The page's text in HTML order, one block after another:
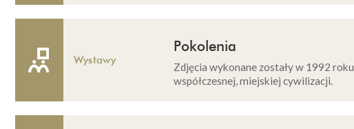
Wystawy
Pokolenia
Zdjęcia wykonane zostały w 1992
współczesnej, miejskiej cywilizacji.